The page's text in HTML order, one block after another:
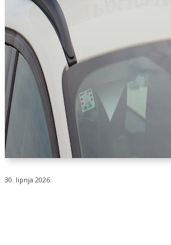
30. lipnja 2026.